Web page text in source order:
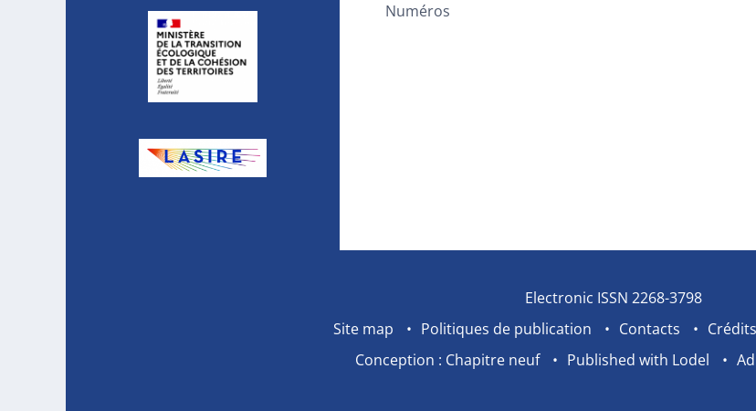
Numéros
Electronic ISSN 2268-3798
Site map
Politiques de publication Contacts
Conception : Chapitre neuf
Published with Lodel